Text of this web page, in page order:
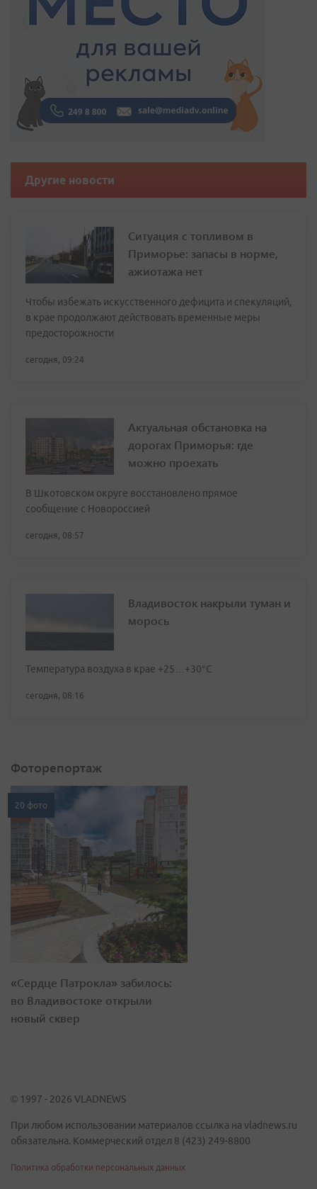
Другие новости
Ситуация с топливом в
Приморье: запасы в норме,
ажиотажа нет
Чтобы избежать искусственного дефицита и спекуляций,
в крае продолжают действовать временные меры
предосторожности
сегодня, 09:24
Актуальная обстановка на
дорогах Приморья: где
можно проехать
В Шкотовском округе восстановлено прямое
сообщение с Новороссией
сегодня, 08:57
Владивосток накрыли туман и
морось
Температура воздуха в крае +25…+30°C
сегодня, 08:16
Фоторепортаж
20 фото
«Сердце Патрокла» забилось:
во Владивостоке открыли
новый сквер
© 1997 - 2026 VLADNEWS
При любом использовании материалов ссылка на vladnews.ru
обязательна. Коммерческий отдел 8 (423) 249-8800
Политика обработки персональных данных